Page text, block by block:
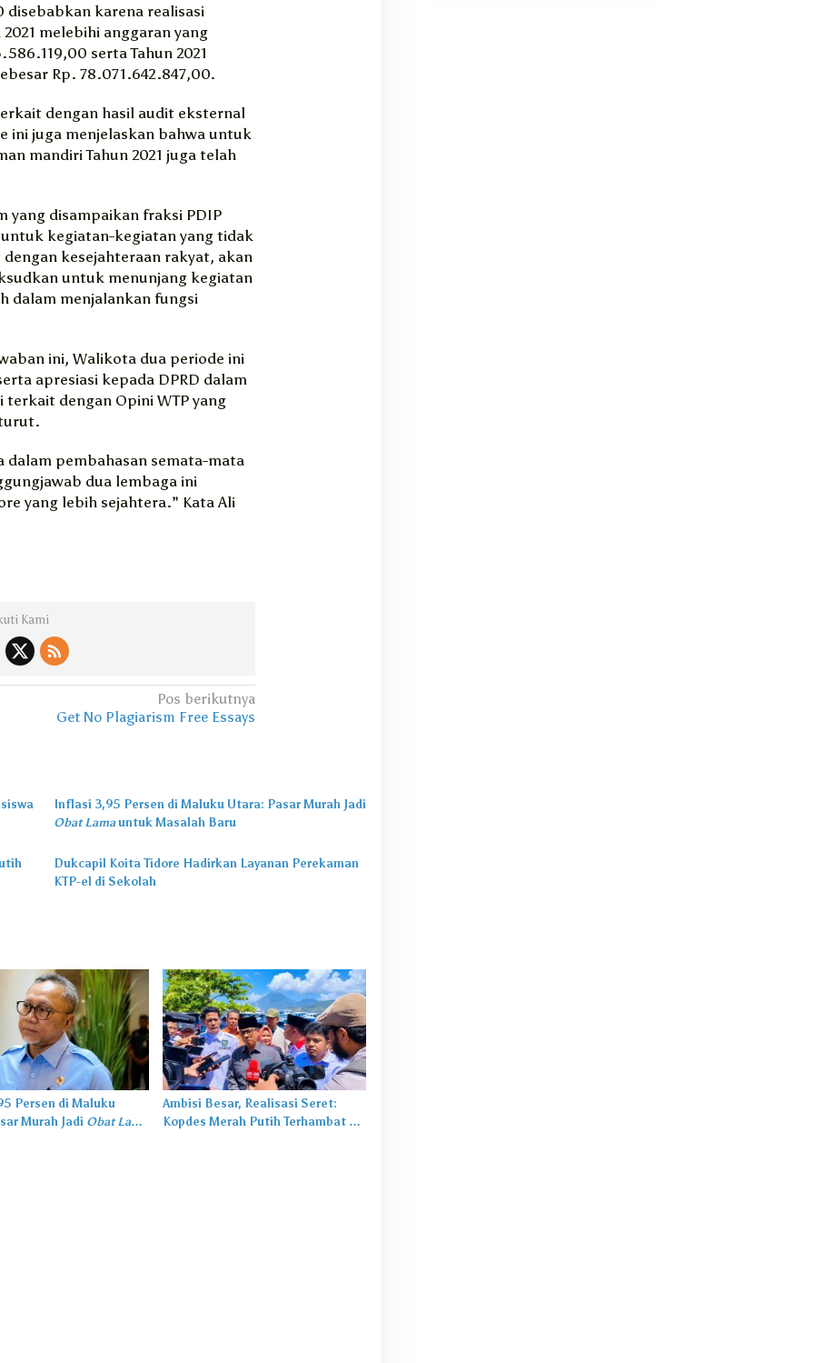
disebabkan karena realisasi
melebihi anggaran yang
serta Tahun 2021
Rp. 78.071.642.847,00.
dengan hasil audit eksternal
ini juga menjelaskan bahwa untuk
mandiri Tahun 2021 juga telah
yang disampaikan fraksi PDIP
kegiatan-kegiatan yang tidak
kesejahteraan rakyat, akan
untuk menunjang kegiatan
dalam menjalankan fungsi
ini, Walikota dua periode ini
apresiasi kepada DPRD dalam
dengan Opini WTP yang
dalam pembahasan semata-mata
dua lembaga ini
yang lebih sejahtera.” Kata Ali
Kami
Pos berikutnya
Get No Plagiarism Free Essays
Inflasi 3,95 Persen di Maluku Utara: Pasar Murah Jadi
Obat Lamauntuk Masalah Baru
Dukcapil Koita Tidore Hadirkan Layanan Perekaman
KTP-el di Sekolah
Persen di Maluku
Murah Jadi Obat Lama
Ambisi Besar, Realisasi Seret:
Kopdes Merah Putih Terhambat di